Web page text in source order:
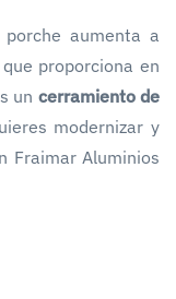
aumenta a
proporciona en
un cerramiento de
modernizar y
Fraimar Aluminios